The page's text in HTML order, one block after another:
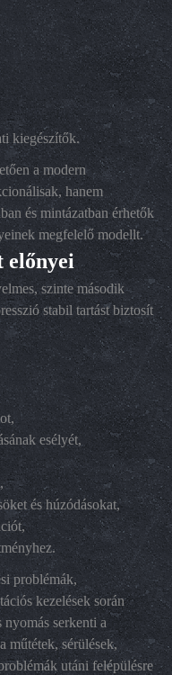
kiegészítők.
a modern
hanem
és mintázatban érhetők
megfelelő modellt.
előnyei
szinte második
stabil tartást biztosít
esélyét,
és húzódásokat,
problémák,
kezelések során
serkenti a
műtétek, sérülések,
utáni felépülésre